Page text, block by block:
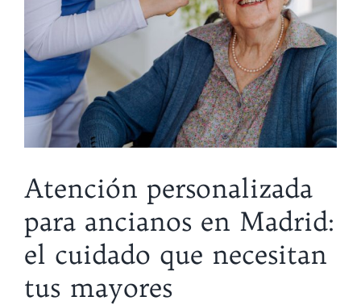
Atención personalizada
para ancianos en Madrid:
el cuidado que necesitan
tus mayores